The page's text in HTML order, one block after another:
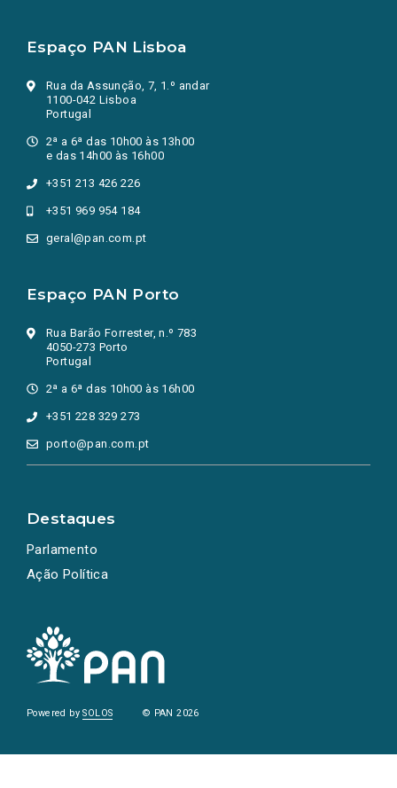
Espaço PAN Lisboa
Rua da Assunção, 7, 1.º andar
1100-042 Lisboa
Portugal
2ª a 6ª das 10h00 às 13h00
e das 14h00 às 16h00
+351 213 426 226
+351 969 954 184
geral@pan.com.pt
Espaço PAN Porto
Rua Barão Forrester, n.º 783
4050-273 Porto
Portugal
2ª a 6ª das 10h00 às 16h00
+351 228 329 273
porto@pan.com.pt
Destaques
Parlamento
Ação Política
Powered bySOLOS © PAN 2026